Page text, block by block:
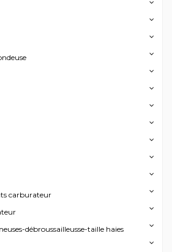
carburateur
débroussailleusse-taille haies